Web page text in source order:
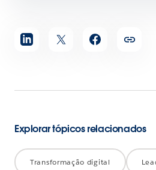
Compartilhar
artigo
Explorar tópicos relacionados
Transformação digital